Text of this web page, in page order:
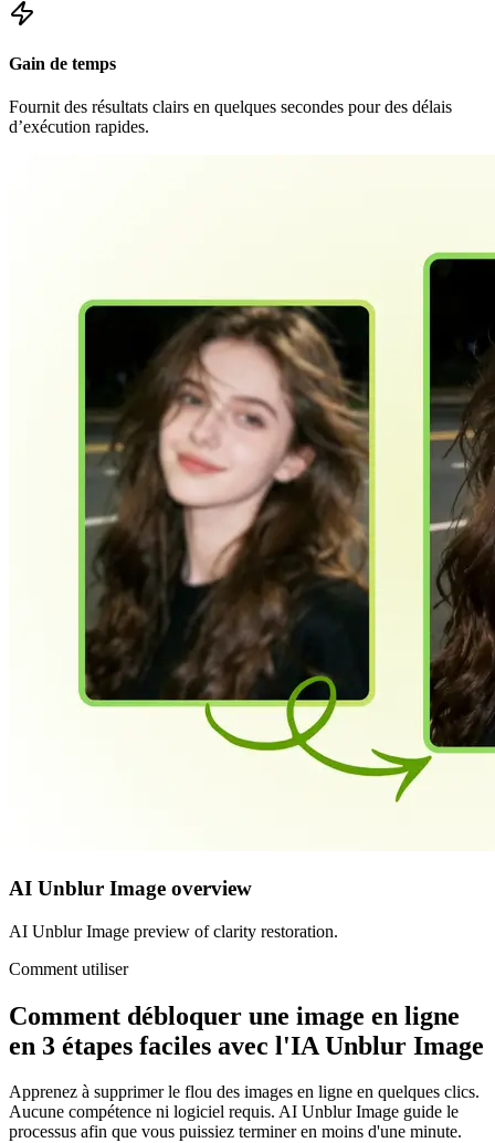
Gain de temps
Fournit des résultats clairs en quelques secondes pour des délais
d’exécution rapides.
AI Unblur Image overview
AI Unblur Image preview of clarity restoration.
Comment utiliser
Comment débloquer une image en ligne
en 3 étapes faciles avec l'IA Unblur Image
Apprenez à supprimer le flou des images en ligne en quelques clics.
Aucune compétence ni logiciel requis. AI Unblur Image guide le
processus afin que vous puissiez terminer en moins d'une minute.